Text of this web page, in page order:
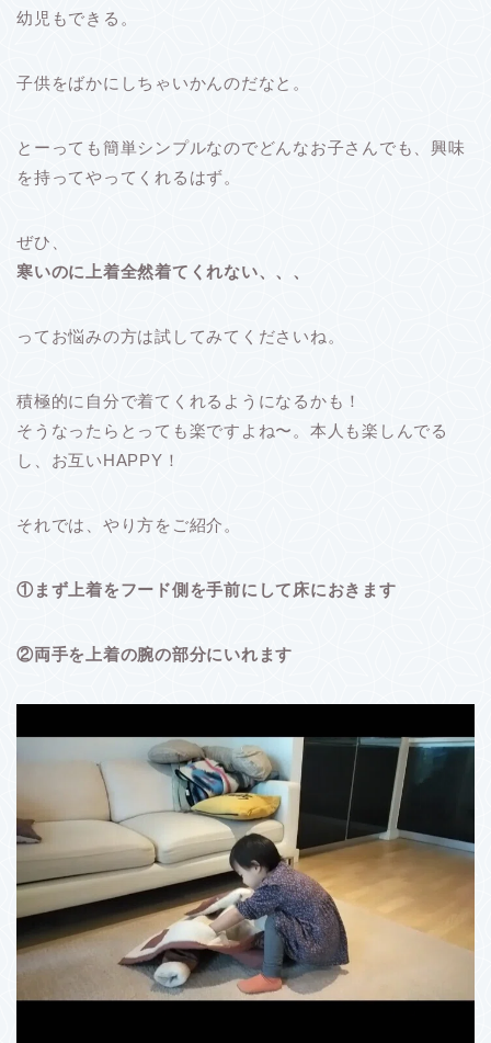
幼児もできる。
子供をばかにしちゃいかんのだなと。
とーっても簡単シンプルなのでどんなお子さんでも、興味
を持ってやってくれるはず。
ぜひ、
寒いのに上着全然着てくれない、、、
ってお悩みの方は試してみてくださいね。
積極的に自分で着てくれるようになるかも！
そうなったらとっても楽ですよね〜。本人も楽しんでる
し、お互いHAPPY！
それでは、やり方をご紹介。
①まず上着をフード側を手前にして床におきます
②両手を上着の腕の部分にいれます